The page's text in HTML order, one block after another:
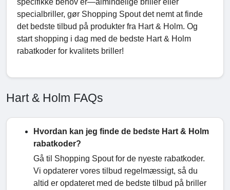
specifikke behov er—almindelige briller eller
specialbriller, gør Shopping Spout det nemt at finde
det bedste tilbud på produkter fra Hart & Holm. Og
start shopping i dag med de bedste Hart & Holm
rabatkoder for kvalitets briller!
Hart & Holm FAQs
Hvordan kan jeg finde de bedste Hart & Holm
rabatkoder?
Gå til Shopping Spout for de nyeste rabatkoder.
Vi opdaterer vores tilbud regelmæssigt, så du
altid er opdateret med de bedste tilbud på briller